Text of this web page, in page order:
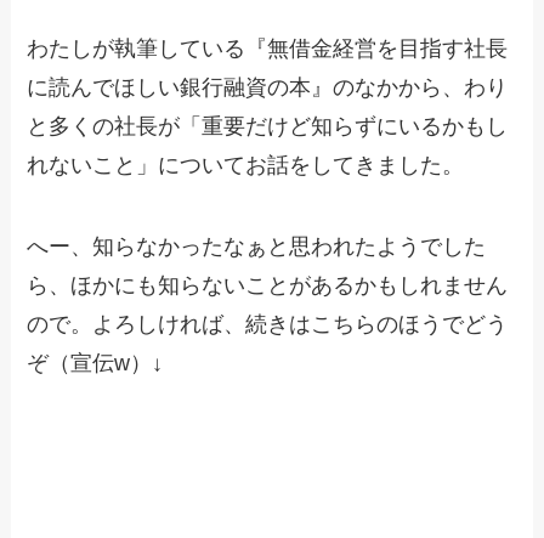
わたしが執筆している『無借金経営を目指す社長
に読んでほしい銀行融資の本』のなかから、わり
と多くの社長が「重要だけど知らずにいるかもし
れないこと」についてお話をしてきました。
へー、知らなかったなぁと思われたようでした
ら、ほかにも知らないことがあるかもしれません
ので。よろしければ、続きはこちらのほうでどう
ぞ（宣伝w）↓